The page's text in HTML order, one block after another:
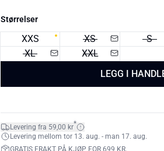
Størrelser
XXS XS S
XL
XXL
LEGG I
Levering fra 59,00 kr*
Levering mellom tor 13. aug. - man 17. aug.